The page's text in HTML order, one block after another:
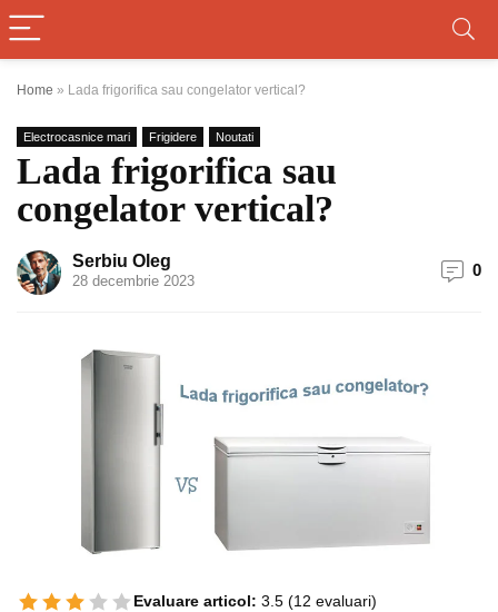
Home » Lada frigorifica sau congelator vertical?
Electrocasnice mari Frigidere Noutati
Lada frigorifica sau
congelator vertical?
Serbiu Oleg
28 decembrie 2023
0
Evaluare articol: 3.5 (12 evaluari)